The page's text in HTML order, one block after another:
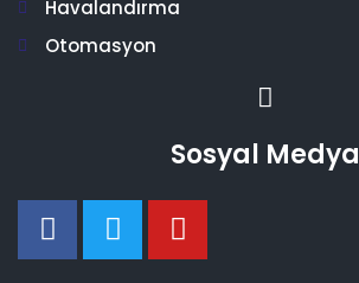
Havalandırma
Otomasyon
Sosyal Medya